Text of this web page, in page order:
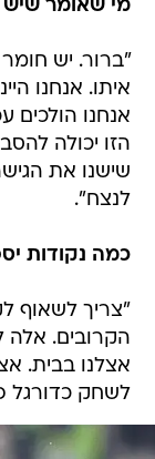
מי שאומר שיש
"ברור. יש
איתו. אנחנו
אנחנו
הזו יכולה
שישנו את
לנצח".
כמה נקודות
הקרובים. אלה
אצלנו בבית.
לשחק כדורגל